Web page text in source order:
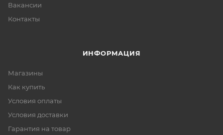
Вакансии
Контакты
ИНФОРМАЦИЯ
Магазины
Как купить
Условия оплаты
Условия доставки
Гарантия на товар